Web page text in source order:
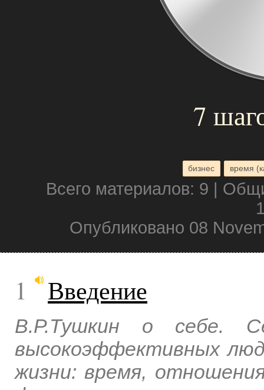
7
бизнес время
Всего материалов: 9 |
Опубликовано 08
1 Введение
В.Р.Тушкин о себе.
высокоэффективных
жизни: время,